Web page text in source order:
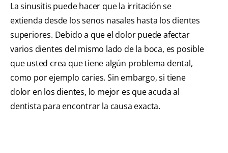
La sinusitis puede hacer que la irritación se
extienda desde los senos nasales hasta los dientes
superiores. Debido a que el dolor puede afectar
varios dientes del mismo lado de la boca, es posible
que usted crea que tiene algún problema dental,
como por ejemplo caries. Sin embargo, si tiene
dolor en los dientes, lo mejor es que acuda al
dentista para encontrar la causa exacta.